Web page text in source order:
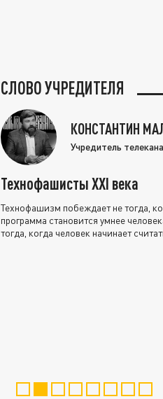
СЛОВО УЧРЕДИТЕЛЯ
КОНСТАНТИН
Учредитель
Технофашисты XXI века
Технофашизм побеждает не тогда,
программа становится умнее
тогда, когда человек начинает